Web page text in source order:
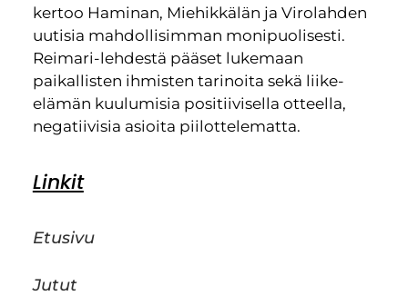
kertoo Haminan, Miehikkälän ja Virolahden
uutisia mahdollisimman monipuolisesti.
Reimari-lehdestä pääset lukemaan
paikallisten ihmisten tarinoita sekä liike-
elämän kuulumisia positiivisella otteella,
negatiivisia asioita piilottelematta.
Linkit
Etusivu
Jutut